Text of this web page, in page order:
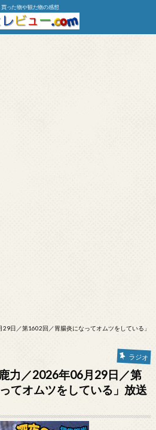
買った物や観た物の感想
29日／第1602回／胃腸炎になってオムツをしている」
ラジオ
力／2026年06月29日／第
てオムツをしている」放送